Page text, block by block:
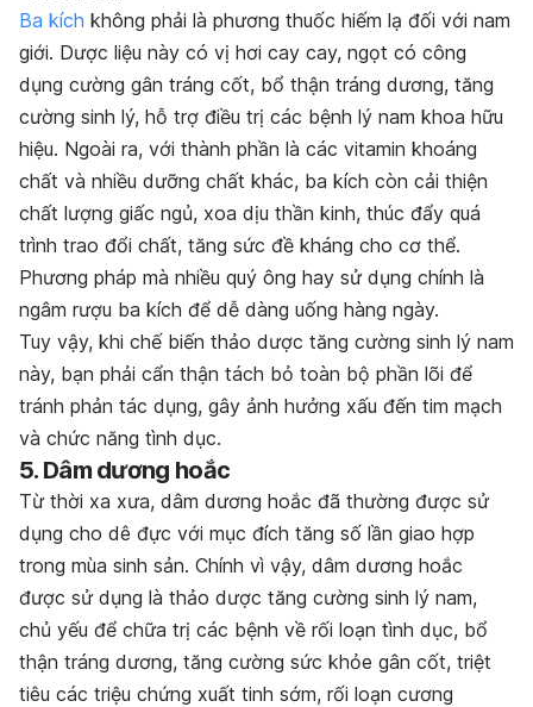
Ba kích không phải là phương thuốc hiếm lạ đối với nam
giới. Dược liệu này có vị hơi cay cay, ngọt có công
dụng cường gân tráng cốt, bổ thận tráng dương, tăng
cường sinh lý, hỗ trợ điều trị các bệnh lý nam khoa hữu
hiệu. Ngoài ra, với thành phần là các vitamin khoáng
chất và nhiều dưỡng chất khác, ba kích còn cải thiện
chất lượng giấc ngủ, xoa dịu thần kinh, thúc đẩy quá
trình trao đổi chất, tăng sức đề kháng cho cơ thể.
Phương pháp mà nhiều quý ông hay sử dụng chính là
ngâm rượu ba kích để dễ dàng uống hàng ngày.
Tuy vậy, khi chế biến thảo dược tăng cường sinh lý nam
này, bạn phải cẩn thận tách bỏ toàn bộ phần lõi để
tránh phản tác dụng, gây ảnh hưởng xấu đến tim mạch
và chức năng tình dục.
5. Dâm dương hoắc
Từ thời xa xưa, dâm dương hoắc đã thường được sử
dụng cho dê đực với mục đích tăng số lần giao hợp
trong mùa sinh sản. Chính vì vậy, dâm dương hoắc
được sử dụng là thảo dược tăng cường sinh lý nam,
chủ yếu để chữa trị các bệnh về rối loạn tình dục, bổ
thận tráng dương, tăng cường sức khỏe gân cốt, triệt
tiêu các triệu chứng xuất tinh sớm, rối loạn cương